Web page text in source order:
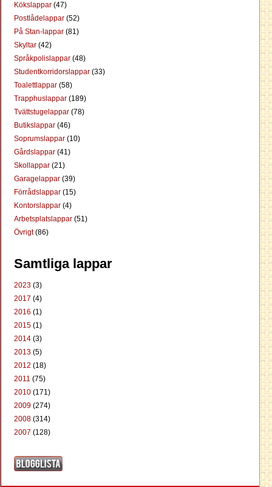
Kökslappar (47)
Postlådelappar (52)
På Stan-lappar (81)
Skyltar (42)
Språkpolislappar (48)
Studentkorridorslappar (33)
Toalettlappar (58)
Trapphuslappar (189)
Tvättstugelappar (78)
Butikslappar (46)
Soprumslappar (10)
Gårdslappar (41)
Skollappar (21)
Garagelappar (39)
Förrådslappar (15)
Kontorslappar (4)
Arbetsplatslappar (51)
Övrigt(86)
Samtliga lappar
2023 (3)
2017 (4)
2016 (1)
2015 (1)
2014 (3)
2013 (5)
2012 (18)
2011 (75)
2010 (171)
2009 (274)
2008 (314)
2007 (128)